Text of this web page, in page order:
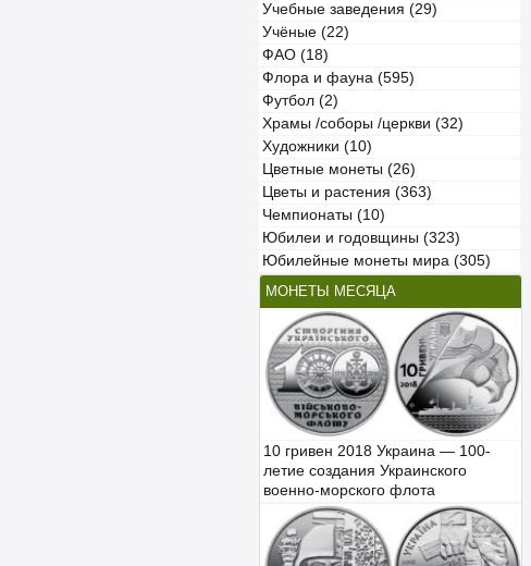
Учебные заведения (29)
Учёные (22)
ФАО (18)
Флора и фауна (595)
Футбол (2)
Храмы /соборы /церкви (32)
Художники (10)
Цветные монеты (26)
Цветы и растения (363)
Чемпионаты (10)
Юбилеи и годовщины (323)
Юбилейные монеты мира (305)
МОНЕТЫ МЕСЯЦА
10 гривен 2018 Украина — 100-
летие создания Украинского
военно-морского флота